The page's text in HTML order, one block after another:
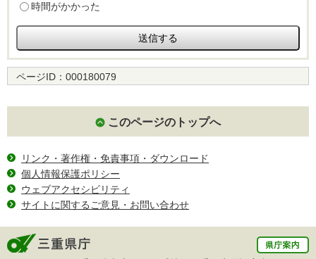
時間がかかった
ページID： 000180079
このページのトップへ
リンク・著作権・免責事項・ダウンロード
個人情報保護ポリシー
ウェブアクセシビリティ
サイトに関するご意見・お問い合わせ